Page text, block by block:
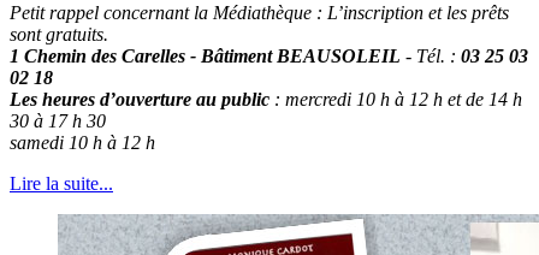
Petit rappel concernant la Médiathèque : L’inscription et les prêts
sont gratuits.
1 Chemin des Carelles - Bâtiment BEAUSOLEIL - Tél. : 03 25 03
02 18
Les heures d’ouverture au public : mercredi 10 h à 12 h et de 14 h
30 à 17 h 30
samedi 10 h à 12 h
Lire la suite...